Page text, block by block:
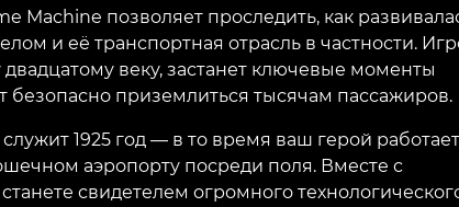
54% 399₽ 44% 799₽
Machine позволяет проследить, как
и её транспортная отрасль в частности.
веку, застанет ключевые моменты
безопасно приземлиться тысячам пассажиров.
1925 год — в то время ваш герой работает
аэропорту посреди поля. Вместе с
свидетелем огромного